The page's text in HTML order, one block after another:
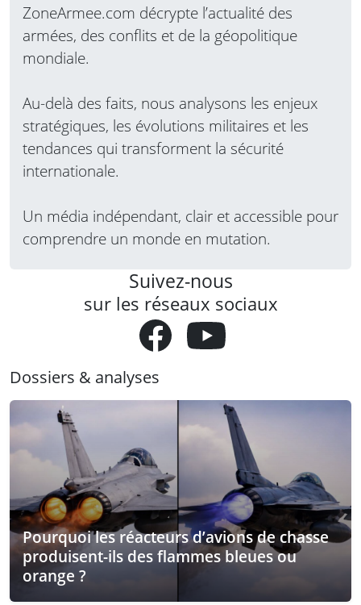
ZoneArmee.com décrypte l’actualité des
armées, des conflits et de la géopolitique
mondiale.
Au-delà des faits, nous analysons les enjeux
stratégiques, les évolutions militaires et les
tendances qui transforment la sécurité
internationale.
Un média indépendant, clair et accessible pour
comprendre un monde en mutation.
Suivez-nous
sur les réseaux sociaux
Dossiers & analyses
Pourquoi les réacteurs d’avions de chasse
produisent-ils des flammes bleues ou
orange ?